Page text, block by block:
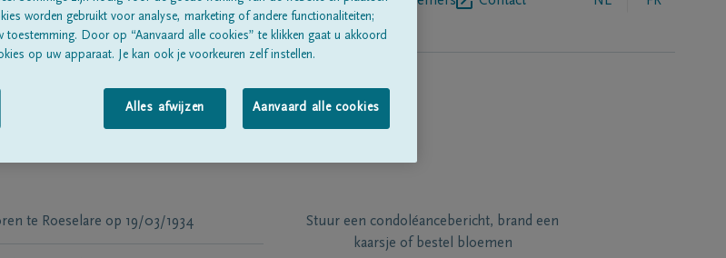
te Roeselare op 19/03/1934
Stuur een condoléancebericht, brand een
kaarsje of bestel bloemen
worden gebruikt voor analyse, marketing of andere functionaliteiten;
toestemming. Door op “Aanvaard alle cookies” te klikken gaat u akkoord
op uw apparaat. Je kan ook je voorkeuren zelf instellen.
Alles afwijzen Aanvaard alle cookies